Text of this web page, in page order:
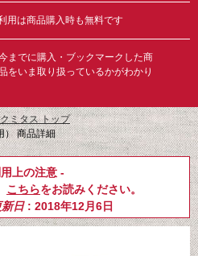
用は商品購入時も無料です
までに購入・ブックマークした商
をいま取り扱っているかがわかり
ミタス トップ
） 商品詳細
上の注意 -
こちらをお読みください。
日: 2018年12月6日